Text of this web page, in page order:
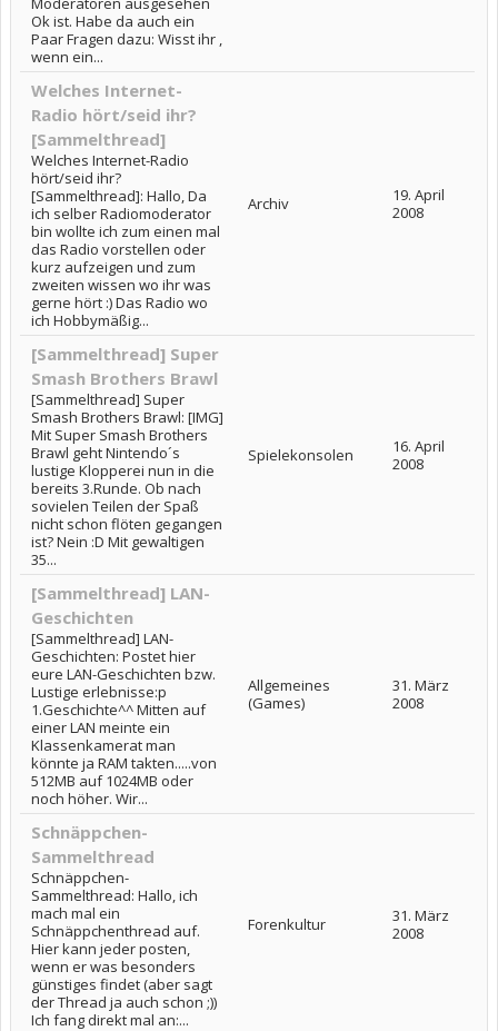
Ok ist. Habe da auch ein
Paar Fragen dazu: Wisst ihr ,
wenn ein...
Welches Internet-
Radio hört/seid ihr?
[Sammelthread]
Welches Internet-Radio
hört/seid ihr?
[Sammelthread]: Hallo, Da
ich selber Radiomoderator
bin wollte ich zum einen mal
das Radio vorstellen oder
kurz aufzeigen und zum
zweiten wissen wo ihr was
gerne hört :) Das Radio wo
ich Hobbymäßig...
Archiv
19. April
2008
[Sammelthread] Super
Smash Brothers Brawl
[Sammelthread] Super
Smash Brothers Brawl: [IMG]
Mit Super Smash Brothers
Brawl geht Nintendo´s
lustige Klopperei nun in die
bereits 3.Runde. Ob nach
sovielen Teilen der Spaß
nicht schon flöten gegangen
ist? Nein :D Mit gewaltigen
35...
Spielekonsolen
16. April
2008
[Sammelthread] LAN-
Geschichten
[Sammelthread] LAN-
Geschichten: Postet hier
eure LAN-Geschichten bzw.
Lustige erlebnisse:p
1.Geschichte^^ Mitten auf
einer LAN meinte ein
Klassenkamerat man
könnte ja RAM takten.....von
512MB auf 1024MB oder
noch höher. Wir...
Allgemeines
(Games)
31. März
2008
Schnäppchen-
Sammelthread
Schnäppchen-
Sammelthread: Hallo, ich
mach mal ein
Schnäppchenthread auf.
Hier kann jeder posten,
wenn er was besonders
günstiges findet (aber sagt
der Thread ja auch schon ;))
Ich fang direkt mal an:...
Forenkultur
31. März
2008